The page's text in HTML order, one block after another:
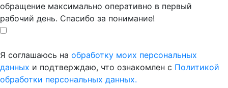
обращение максимально оперативно в первый
рабочий день. Спасибо за понимание!
Я соглашаюсь на обработку моих персональных
данных и подтверждаю, что ознакомлен с Политикой
обработки персональных данных.